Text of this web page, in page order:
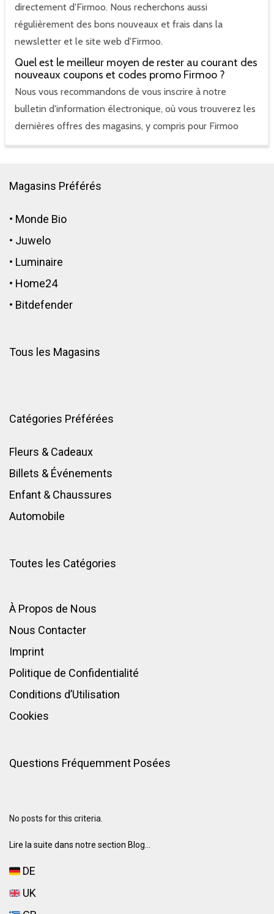
directement d'Firmoo. Nous recherchons aussi
régulièrement des bons nouveaux et frais dans la
newsletter et le site web d'Firmoo.
Quel est le meilleur moyen de rester au courant des
nouveaux coupons et codes promo Firmoo ?
Nous vous recommandons de vous inscrire à notre
bulletin d'information électronique, où vous trouverez les
dernières offres des magasins, y compris pour Firmoo
Magasins Préférés
• Monde Bio
• Juwelo
• Luminaire
• Home24
• Bitdefender
Tous les Magasins
Catégories Préférées
Fleurs & Cadeaux
Billets & Événements
Enfant & Chaussures
Automobile
Toutes les Catégories
À Propos de Nous
Nous Contacter
Imprint
Politique de Confidentialité
Conditions d’Utilisation
Cookies
Questions Fréquemment Posées
No posts for this criteria.
Lire la suite dans notre section Blog...
DE
UK